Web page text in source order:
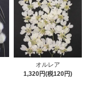
オルレア
1,320円(税120円)